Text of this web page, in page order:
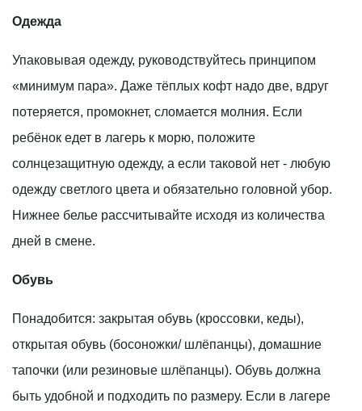
Одежда
Упаковывая одежду, руководствуйтесь принципом
«минимум пара». Даже тёплых кофт надо две, вдруг
потеряется, промокнет, сломается молния. Если
ребёнок едет в лагерь к морю, положите
солнцезащитную одежду, а если таковой нет - любую
одежду светлого цвета и обязательно головной убор.
Нижнее белье рассчитывайте исходя из количества
дней в смене.
Обувь
Понадобится: закрытая обувь (кроссовки, кеды),
открытая обувь (босоножки/ шлёпанцы), домашние
тапочки (или резиновые шлёпанцы). Обувь должна
быть удобной и подходить по размеру. Если в лагере